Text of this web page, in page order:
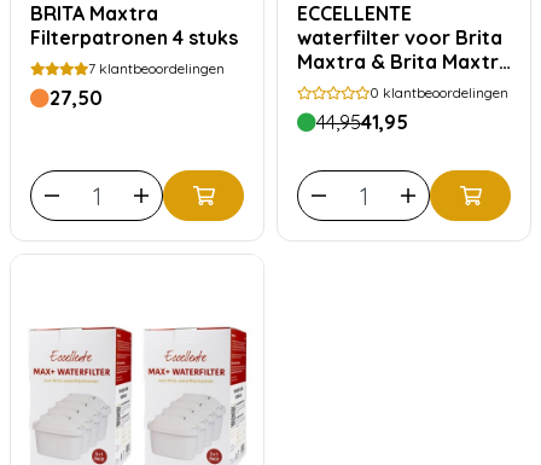
BRITA Maxtra
Filterpatronen 4 stuks
7 klantbeoordelingen
27,50
ECCELLENTE
waterfilter voor Brita
Maxtra & Brita Maxtra
Pro - 12 stuks
jaarpakket
0 klantbeoordelingen
44,9541,95